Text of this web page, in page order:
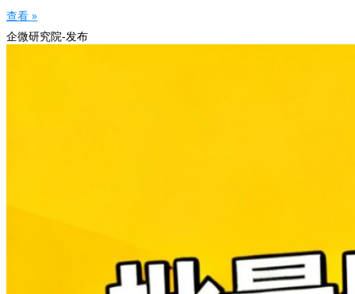
查看 »
企微研究院-发布